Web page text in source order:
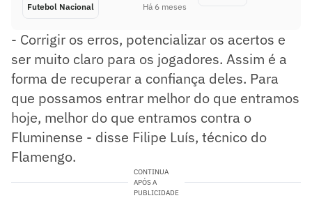
Futebol Nacional Há 6 meses
- Corrigir os erros, potencializar os acertos e
ser muito claro para os jogadores. Assim é a
forma de recuperar a confiança deles. Para
que possamos entrar melhor do que entramos
hoje, melhor do que entramos contra o
Fluminense - disse Filipe Luís, técnico do
Flamengo.
CONTINUA
APÓS A
PUBLICIDADE